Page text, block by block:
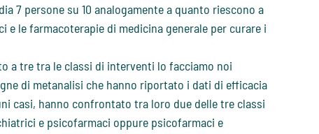
7 persone su 10 analogamente a quanto riescono a
le farmacoterapie di medicina generale per curare i
a tre tra le classi di interventi lo facciamo noi
di metanalisi che hanno riportato i dati di efficacia
casi, hanno confrontato tra loro due delle tre classi
e psicofarmaci oppure psicofarmaci e